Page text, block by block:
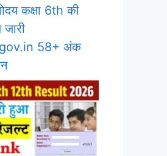
कक्षा 6th की
58+ अंक